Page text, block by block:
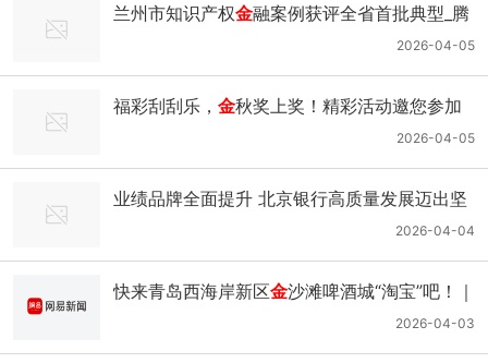
兰州市知识产权金融案例获评全省首批典型_腾
2026-04-05
福彩刮刮乐， 金秋奖上奖！精彩活动邀您参加
2026-04-05
业绩品牌全面提升 北京银行高质量发展迈出坚
融｜全行_网易
新闻
2026-04-04
快来青岛西海岸新区金沙滩啤酒城“淘宝”吧！｜
2026-04-03